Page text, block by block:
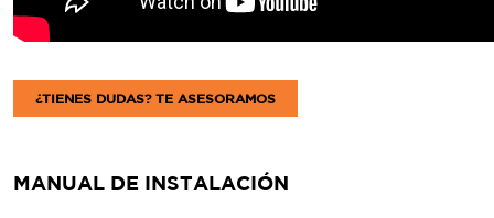
¿TIENES DUDAS? TE ASESORAMOS
MANUAL DE INSTALACIÓN